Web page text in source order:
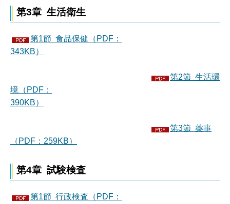
第3章 生活衛生
第1節 食品保健（PDF：
343KB）
第2節 生活環
境（PDF：
390KB）
第3節 薬事
（PDF：259KB）
第4章 試験検査
第1節 行政検査（PDF：